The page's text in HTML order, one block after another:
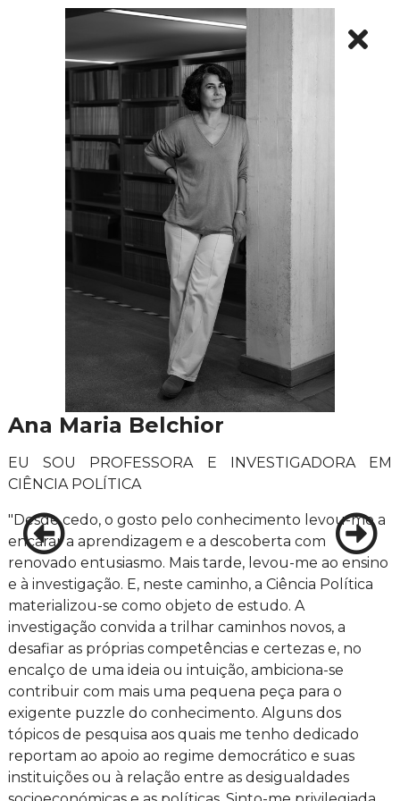
Ana Maria Belchior
EU SOU PROFESSORA E INVESTIGADORA EM
CIÊNCIA POLÍTICA
"Desde cedo, o gosto pelo conhecimento levou-me a
encarar a aprendizagem e a descoberta com
renovado entusiasmo. Mais tarde, levou-me ao ensino
e à investigação. E, neste caminho, a Ciência Política
materializou-se como objeto de estudo. A
investigação convida a trilhar caminhos novos, a
desafiar as próprias competências e certezas e, no
encalço de uma ideia ou intuição, ambiciona-se
contribuir com mais uma pequena peça para o
exigente puzzle do conhecimento. Alguns dos
tópicos de pesquisa aos quais me tenho dedicado
reportam ao apoio ao regime democrático e suas
instituições ou à relação entre as desigualdades